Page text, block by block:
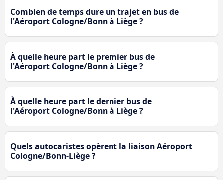
Combien de temps dure un trajet en bus de
l'Aéroport Cologne/Bonn à Liège ?
À quelle heure part le premier bus de
l'Aéroport Cologne/Bonn à Liège ?
À quelle heure part le dernier bus de
l'Aéroport Cologne/Bonn à Liège ?
Quels autocaristes opèrent la liaison Aéroport
Cologne/Bonn-Liège ?